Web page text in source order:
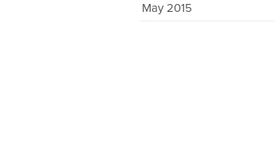
May 2015